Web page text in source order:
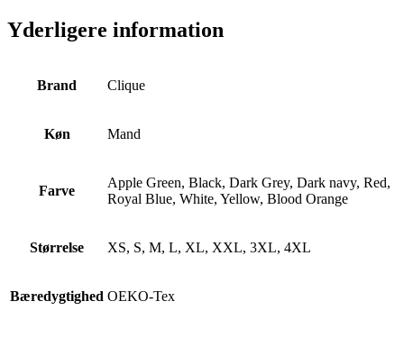
Yderligere information
Brand Clique
Køn Mand
Farve
Apple Green, Black, Dark Grey, Dark navy, Red,
Royal Blue, White, Yellow, Blood Orange
Størrelse XS, S, M, L, XL, XXL, 3XL, 4XL
Bæredygtighed OEKO-Tex